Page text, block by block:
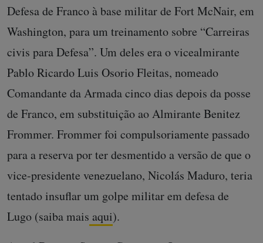
Defesa de Franco à base militar de Fort McNair, em
Washington, para um treinamento sobre “Carreiras
civis para Defesa”. Um deles era o vicealmirante
Pablo Ricardo Luis Osorio Fleitas, nomeado
Comandante da Armada cinco dias depois da posse
de Franco, em substituição ao Almirante Benitez
Frommer. Frommer foi compulsoriamente passado
para a reserva por ter desmentido a versão de que o
vice-presidente venezuelano, Nicolás Maduro, teria
tentado insuflar um golpe militar em defesa de
Lugo (saiba mais aqui).